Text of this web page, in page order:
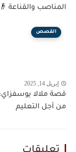
المناصب والقناعة
القصص
إبريل 14, 2025
قصة ملالا
من أجل التعليم